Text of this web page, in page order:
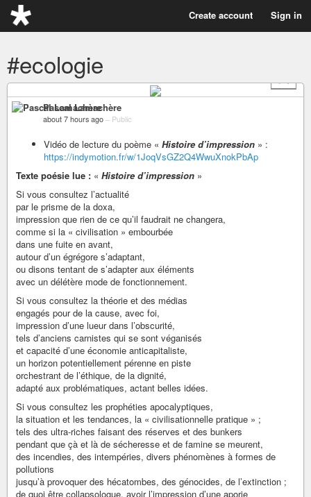
Create account Sign in
#ecologie
+ 1
Pascal Lamachère
about 7 hours ago – Public
Vidéo de lecture du poème « Histoire d’impression » :
https://indymotion.fr/w/1JoqVsGZ2Q4WwuXnokPbAp
Texte poésie lue : « Histoire d’impression »
Si vous consultez l’actualité
par le prisme de la doxa,
impression que rien de ce qu’il faudrait ne changera,
comme si la « civilisation » embourbée
dans une fuite en avant,
autour d’un égrégore s’adaptant,
ou disons tentant de s’adapter aux éléments
avec un délétère mode de fonctionnement.
Si vous consultez la théorie et des médias
engagés pour de la cause, avec foi,
impression d’une lueur dans l’obscurité,
tels d’anciens carnistes qui se sont véganisés
et capacité d’une économie anticapitaliste,
un horizon potentiellement pérenne en piste
orchestrant de l’éthique, de la dignité,
adapté aux problématiques, actant belles idées.
Si vous consultez les prophéties apocalyptiques,
la situation et les tendances, la « civilisationnelle pratique » ;
tels des ultra-riches faisant des réserves et des bunkers
pendant que çà et là de sécheresse et de famine se meurent,
des incendies, des intempéries, divers phénomènes à formes de
pollutions
jusqu’à provoquer des hécatombes, des génocides, de l’extinction ;
de quoi être collapsologue, avoir l’impression d’une aporie